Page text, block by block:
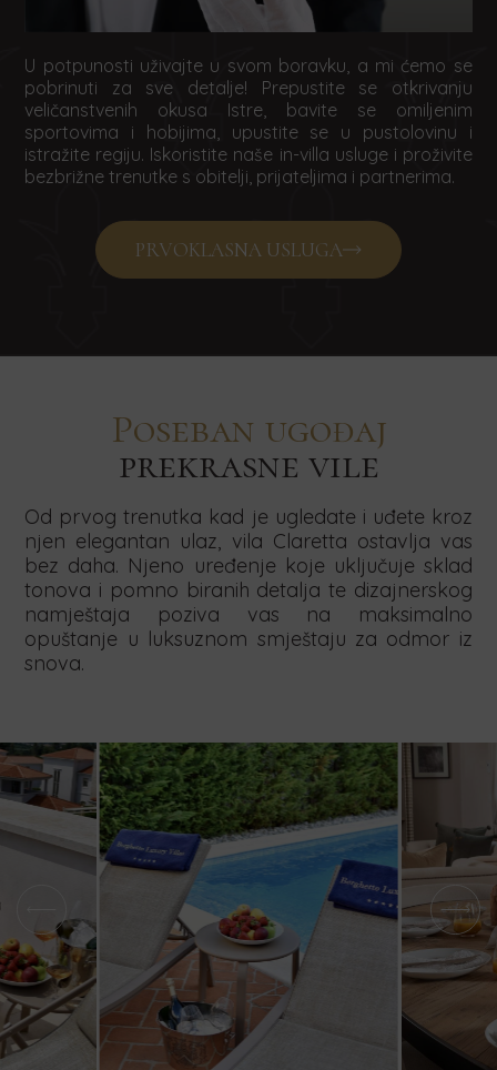
U potpunosti uživajte u svom boravku, a mi ćemo se
pobrinuti za sve detalje! Prepustite se otkrivanju
veličanstvenih okusa Istre, bavite se omiljenim
sportovima i hobijima, upustite se u pustolovinu i
istražite regiju. Iskoristite naše in-villa usluge i proživite
bezbrižne trenutke s obitelji, prijateljima i partnerima.
PRVOKLASNA USLUGA
Poseban ugođaj
prekrasne vile
Od prvog trenutka kad je ugledate i uđete kroz
njen elegantan ulaz, vila Claretta ostavlja vas
bez daha. Njeno uređenje koje uključuje sklad
tonova i pomno biranih detalja te dizajnerskog
namještaja poziva vas na maksimalno
opuštanje u luksuznom smještaju za odmor iz
snova.